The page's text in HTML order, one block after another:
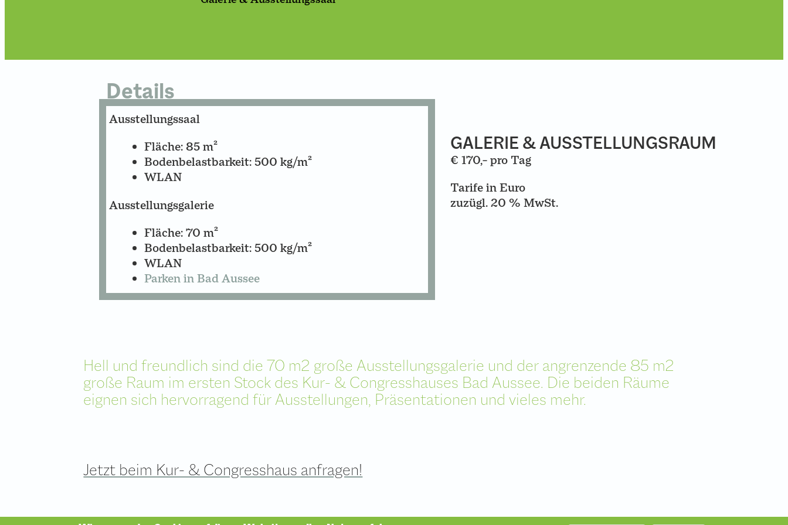
Galerie &
Künstlergarderobe
Details
Ausstellungssaal
Fläche: 85 m²
Bodenbelastbarkeit: 500 kg/m²
WLAN
Ausstellungsgalerie
Fläche: 70 m²
Bodenbelastbarkeit: 500 kg/m²
WLAN
Parken in Bad Aussee
GALERIE & AUSSTELLUNGSRAUM
€ 170,– pro Tag
Tarife in Euro
zuzügl. 20 % MwSt.
Hell und freundlich sind die 70 m2 große Ausstellungsgalerie und der angrenzende 85 m2
große Raum im ersten Stock des Kur- & Congresshauses Bad Aussee. Die beiden Räume
eignen sich hervorragend für Ausstellungen, Präsentationen und vieles mehr.
Jetzt beim Kur- & Congresshaus anfragen!